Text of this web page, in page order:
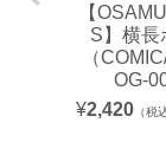
【
S】横長
（
OG-
¥2,420 （税